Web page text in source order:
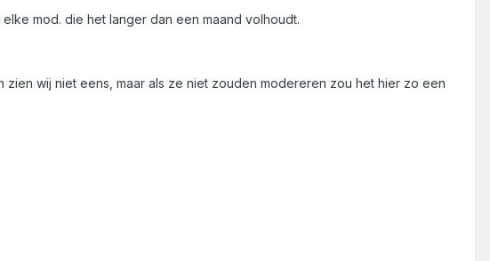
mod. die het langer dan een maand volhoudt.
wij niet eens, maar als ze niet zouden modereren zou het hier zo een